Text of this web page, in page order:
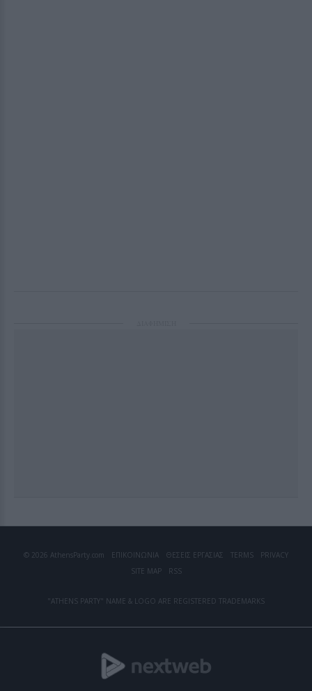
© 2026 AthensParty.com ΕΠΙΚΟΙΝΩΝΙΑ ΘΕΣΕΙΣ ΕΡΓΑΣΙΑΣ TERMS
PRIVACY
SITE MAP
RSS
"ATHENS PARTY" NAME & LOGO ARE REGISTERED TRADEMARKS